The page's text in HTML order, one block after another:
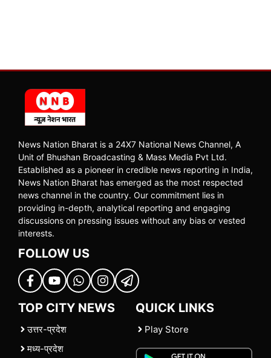
News Nation Bharat is a 24X7 National News Channel, A
Unit of Bhushan Broadcasting & Mass Media Pvt Ltd.
Established as a pioneer in credible news reporting in India,
News Nation Bharat has emerged as the most respected
news channel in the country. Our commitment lies in
providing in-depth, analytical reporting and engaging
discussions on pressing issues without any bias or vested
interests.
FOLLOW US
TOP CITY NEWS
उत्तर-प्रदेश
मध्य-प्रदेश
QUICK LINKS
Play Store